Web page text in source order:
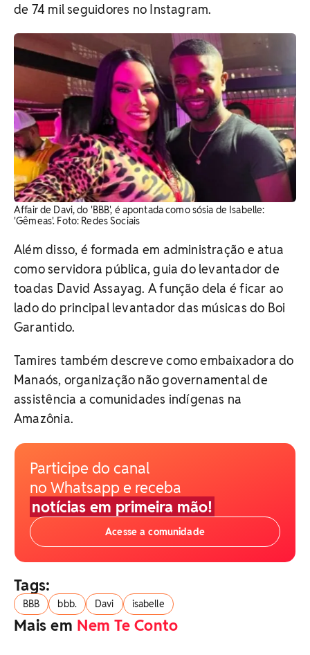
de 74 mil seguidores no Instagram.
Affair de Davi, do 'BBB', é apontada como sósia de Isabelle:
'Gêmeas'. Foto: Redes Sociais
Além disso, é formada em administração e atua
como servidora pública, guia do levantador de
toadas David Assayag. A função dela é ficar ao
lado do principal levantador das músicas do Boi
Garantido.
Tamires também descreve como embaixadora do
Manaós, organização não governamental de
assistência a comunidades indígenas na
Amazônia.
Participe do canal
no Whatsapp e receba
notícias em primeira mão!
Acesse a comunidade
Tags:
BBB bbb. Davi isabelle
Mais em Nem Te Conto